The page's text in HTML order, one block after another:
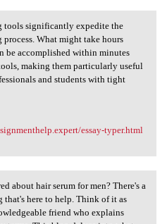
tools
tools significantly expedite the
process. What might take hours
be accomplished within minutes
making them particularly useful
and students with tight
essay-typer.html
about hair
about hair serum for men? There's a
here to help. Think of it as
friend who explains